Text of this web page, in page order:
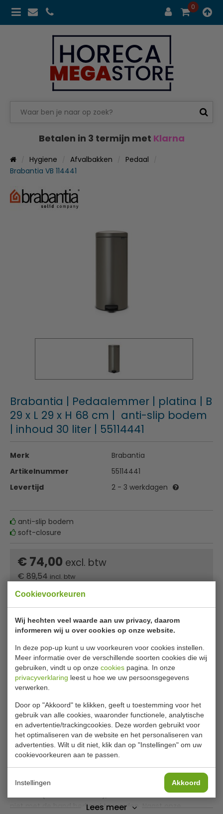
Cookievoorkeuren
Wij hechten veel waarde aan uw privacy, daarom
informeren wij u over cookies op onze website.
In deze pop-up kunt u uw voorkeuren voor cookies instellen.
Meer informatie over de verschillende soorten cookies die wij
gebruiken, vindt u op onze cookies pagina. In onze
privacyverklaring leest u hoe we uw persoonsgegevens
verwerken.
Door op "Akkoord" te klikken, geeft u toestemming voor het
gebruik van alle cookies, waaronder functionele, analytische
en advertentie/trackingcookies. Deze worden gebruikt voor
het optimaliseren van de website en het personaliseren van
advertenties. Wilt u dit niet, klik dan op "Instellingen" om uw
cookievoorkeuren aan te passen.
Instellingen Akkoord
0
Betalen in 3 termijn met Klarna
Hygiene Afvalbakken
Pedaal
Brabantia VB 114441
Brabantia | Pedaalemmer | platina | B
29 x L 29 x H 68 cm | anti-slip bodem
| inhoud 30 liter | 55114441
Merk
Brabantia
Artikelnummer
55114441
Levertijd
2 - 3 werkdagen
anti-slip bodem
soft-closure
€ 74,00 excl. btw
€ 89,54 incl. btw
In winkelwagentje
Ofbetaal29,85in 3 termijnenmet Klarna
✔ Gratis verzending* ✔ 24 uur levering ✔ Laagste
prijsgarantie
Brabantia VB 114441 pedaalemmer
platina Newicon inhoud 30 liter
Pedaalemmer met uitneembare kunststof binnenemmer.
Dankzij de unieke soft-closure techniek sluit het deksel
soepel en stil. Voorzien van anti-slip bodem die de vloer
Een pedaal zorgt voor hygienisch gebruik van een
afvalbak (conform HACCP); de afvalbak hoeft immers
niet met de hand bediend te worden. Naast onze
Lees meer